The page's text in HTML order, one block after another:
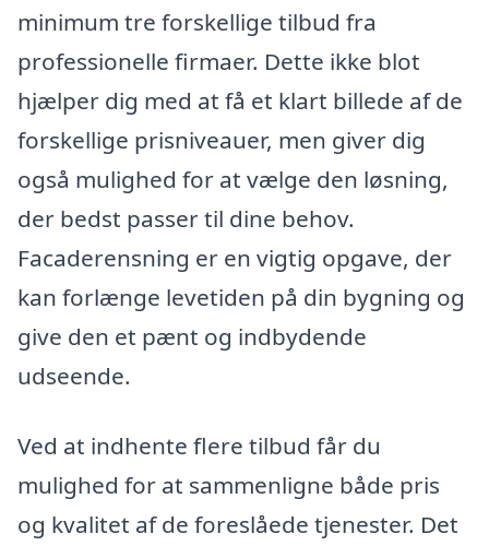
minimum tre forskellige tilbud fra
professionelle firmaer. Dette ikke blot
hjælper dig med at få et klart billede af de
forskellige prisniveauer, men giver dig
også mulighed for at vælge den løsning,
der bedst passer til dine behov.
Facaderensning er en vigtig opgave, der
kan forlænge levetiden på din bygning og
give den et pænt og indbydende
udseende.
Ved at indhente flere tilbud får du
mulighed for at sammenligne både pris
og kvalitet af de foreslåede tjenester. Det